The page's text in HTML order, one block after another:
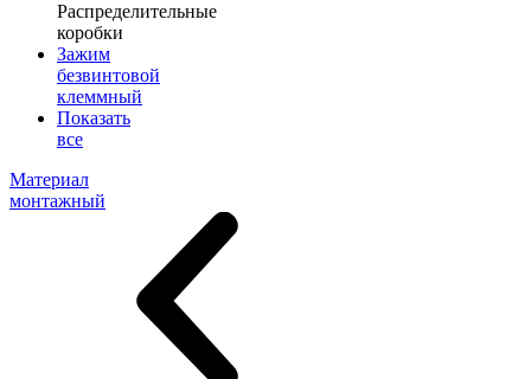
Распределительные
коробки
Зажим
безвинтовой
клеммный
Показать
все
Материал
монтажный